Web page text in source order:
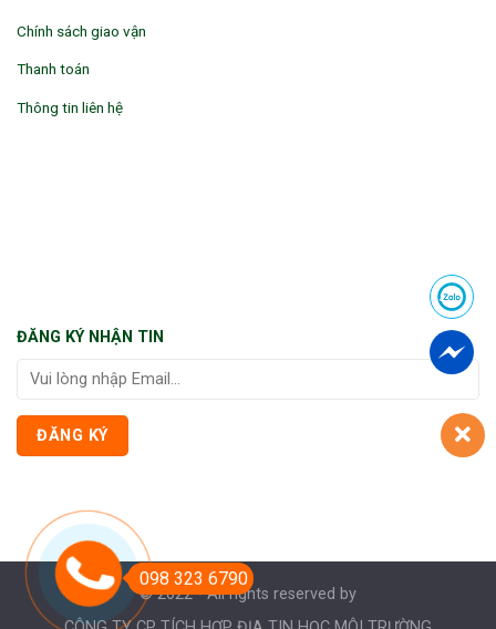
Chính sách giao vận
Thanh toán
Thông tin liên hệ
ĐĂNG KÝ NHẬN TIN
© 2022 - All rights reserved by
098 323 6790